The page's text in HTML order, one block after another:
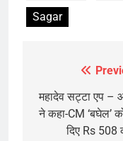
Sagar
navigation
महादेव सट्टा एप –
ने कहा-CM ‘बघेल’
दिए Rs 508